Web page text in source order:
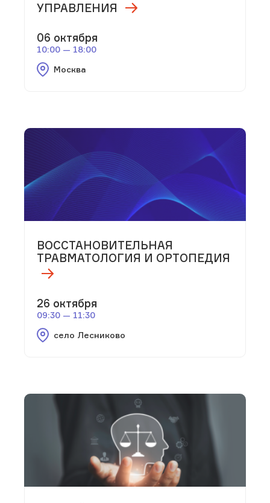
УПРАВЛЕНИЯ
06 октября
10:00 — 18:00
Москва
ВОССТАНОВИТЕЛЬНАЯ
ТРАВМАТОЛОГИЯ И ОРТОПЕДИЯ
26 октября
09:30 — 11:30
село Лесниково